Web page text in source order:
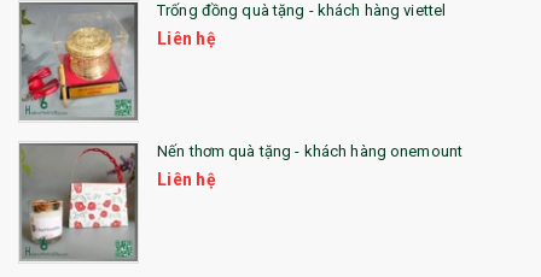
Trống đồng quà tặng - khách hàng viettel
Liên hệ
Nến thơm quà tặng - khách hàng onemount
Liên hệ